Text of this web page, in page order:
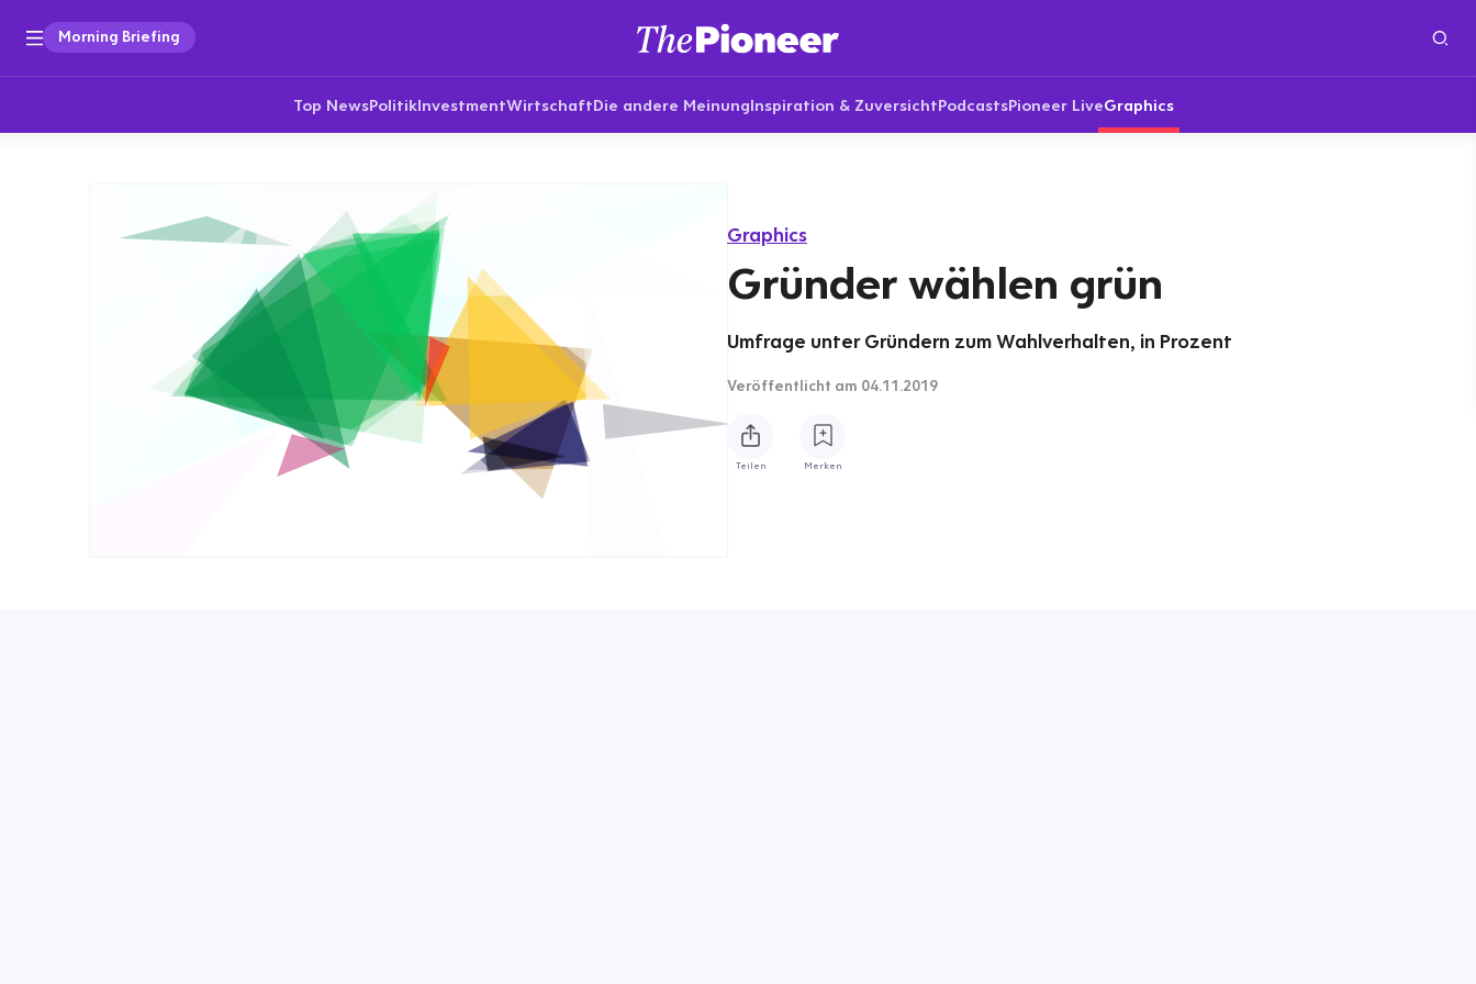
Morning Briefing
Top NewsPolitikInvestmentWirtschaftDie andere MeinungInspiration & ZuversichtPodcastsPioneer LiveGraphics
Graphics
Gründer wählen grün
Umfrage unter Gründern zum Wahlverhalten, in Prozent
Veröffentlicht am 04.11.2019
Teilen Merken